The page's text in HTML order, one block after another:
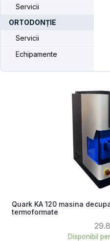
Servicii
ORTODONȚIE
Servicii
Echipamente
Quark KA 120 masina
termoformate
Disponibil